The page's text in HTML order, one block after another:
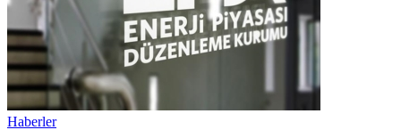
Haberler